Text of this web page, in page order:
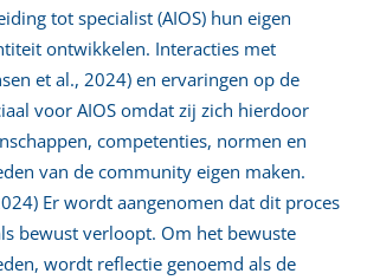
tot specialist (AIOS) hun eigen
ontwikkelen. Interacties met
et al., 2024) en ervaringen op de
voor AIOS omdat zij zich hierdoor
competenties, normen en
van de community eigen maken.
Er wordt aangenomen dat dit proces
bewust verloopt. Om het bewuste
wordt reflectie genoemd als de